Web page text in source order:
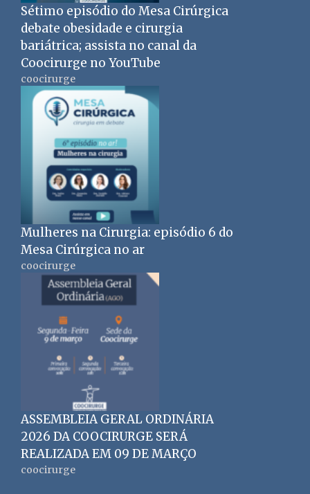
Sétimo episódio do Mesa Cirúrgica
debate obesidade e cirurgia
bariátrica; assista no canal da
Coocirurge no YouTube
coocirurge
Mulheres na Cirurgia: episódio 6 do
Mesa Cirúrgica no ar
coocirurge
ASSEMBLEIA GERAL ORDINÁRIA
2026 DA COOCIRURGE SERÁ
REALIZADA EM 09 DE MARÇO
coocirurge